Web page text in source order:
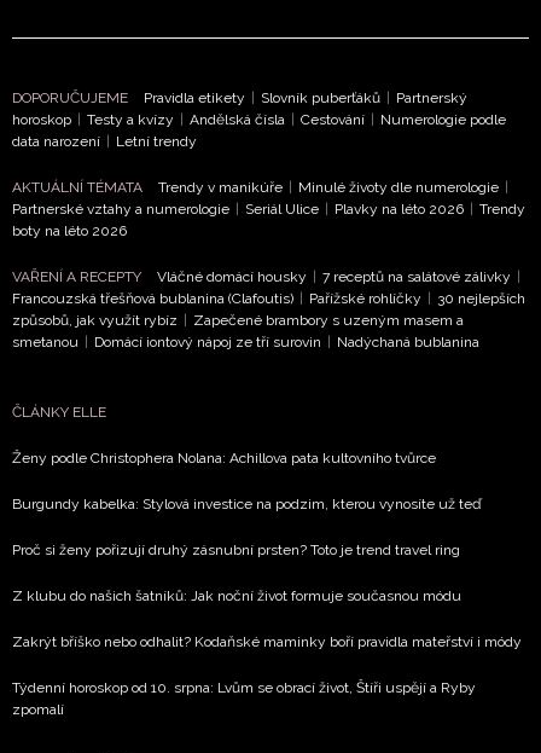
Přihlášením k newsletteru souhlasíte sObchodními
potvrzujete, že jste se seznámili seZásadami ochrany
soukromí
- BurdaMedia Extra s.r.o. bude s Vašimi údaji
novinek.
Chcete navíc dostávat i další zajímavé a exkluzivní informace
našich partnerů? Pokud souhlasíte se zpracováním údajů k
DOPORUČUJEME Pravidla etikety | Slovník puberťáků | Partnerský
horoskop | Testy a kvízy | Andělská čísla | Cestování | Numerologie podle
data narození | Letní trendy
AKTUÁLNÍ TÉMATA Trendy v manikúře | Minulé životy dle numerologie |
Partnerské vztahy a numerologie | Seriál Ulice | Plavky na léto 2026 | Trendy
boty na léto 2026
VAŘENÍ A RECEPTY Vláčné domácí housky | 7 receptů na salátové zálivky |
Francouzská třešňová bublanina (Clafoutis) | Pařížské rohlíčky | 30 nejlepších
způsobů, jak využít rybíz | Zapečené brambory s uzeným masem a
smetanou | Domácí iontový nápoj ze tří surovin | Nadýchaná bublanina
ČLÁNKY ELLE
Ženy podle Christophera Nolana: Achillova pata kultovního tvůrce
Burgundy kabelka: Stylová investice na podzim, kterou vynosíte už teď
Proč si ženy pořizují druhý zásnubní prsten? Toto je trend travel ring
Z klubu do našich šatníků: Jak noční život formuje současnou módu
Zakrýt bříško nebo odhalit? Kodaňské maminky boří pravidla mateřství i módy
Týdenní horoskop od 10. srpna: Lvům se obrací život, Štíři uspějí a Ryby
zpomalí